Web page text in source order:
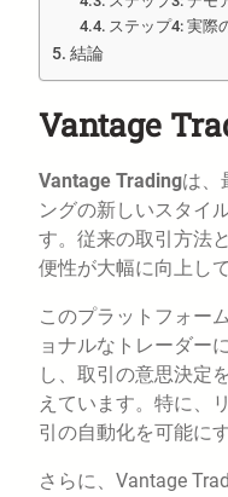
ステップ4: 実際
結論
Vantage
Vantage Tradingは、
ングの新しいスタイ
す。従来の取引方法
便性が大幅に向上し
このプラットフォー
ョナルなトレーダー
し、取引の意思決定
えています。特に、
引の自動化を可能に
さらに、Vantage